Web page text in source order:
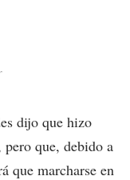
dijo que hizo
que, debido a
que marcharse en